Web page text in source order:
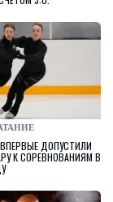
ДОПУСТИЛИ
К СОРЕВНОВАНИЯМ В